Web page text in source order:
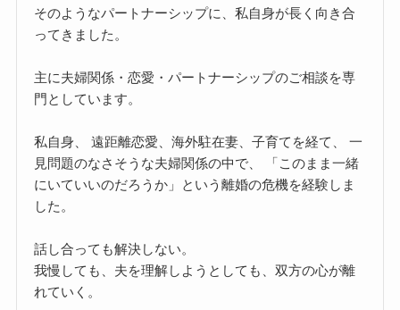
そのようなパートナーシップに、私自身が長く向き合
ってきました。
主に夫婦関係・恋愛・パートナーシップのご相談を専
門としています。
私自身、 遠距離恋愛、海外駐在妻、子育てを経て、 一
見問題のなさそうな夫婦関係の中で、 「このまま一緒
にいていいのだろうか」という離婚の危機を経験しま
した。
話し合っても解決しない。
我慢しても、夫を理解しようとしても、双方の心が離
れていく。